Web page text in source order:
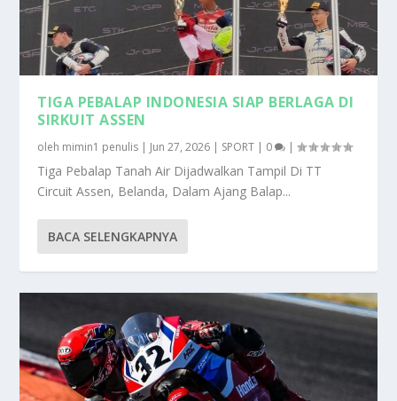
TIGA PEBALAP INDONESIA SIAP BERLAGA DI
SIRKUIT ASSEN
oleh mimin1 penulis | Jun 27, 2026 | SPORT | 0 |
Tiga Pebalap Tanah Air Dijadwalkan Tampil Di TT
Circuit Assen, Belanda, Dalam Ajang Balap...
BACA SELENGKAPNYA